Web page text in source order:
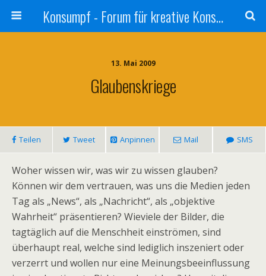
Konsumpf - Forum für kreative Konsumkritik - Culture Jamming, Nachhaltigkeit, Konzernkritik, Adbusting
13. Mai 2009
Glaubenskriege
Teilen Tweet Anpinnen Mail SMS
Woher wissen wir, was wir zu wissen glauben?
Können wir dem vertrauen, was uns die Medien jeden
Tag als „News“, als „Nachricht“, als „objektive
Wahrheit“ präsentieren? Wieviele der Bilder, die
tagtäglich auf die Menschheit einströmen, sind
überhaupt real, welche sind lediglich inszeniert oder
verzerrt und wollen nur eine Meinungsbeeinflussung